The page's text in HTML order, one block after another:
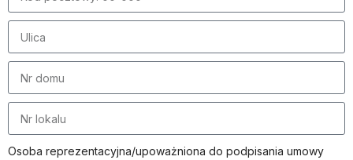
Osoba reprezentacyjna/upoważniona do podpisania umowy